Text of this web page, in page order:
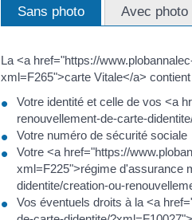
Sans photo Avec photo
La <a href="https://
xml=F265">carte Vitale</a>
Votre identité et celle de vos <a
renouvellement-de-carte-
Votre numéro de sécurité sociale
Votre <a href="https://
xml=F225">régime d'assurance
didentite/creation-ou-
Vos éventuels droits à la <a